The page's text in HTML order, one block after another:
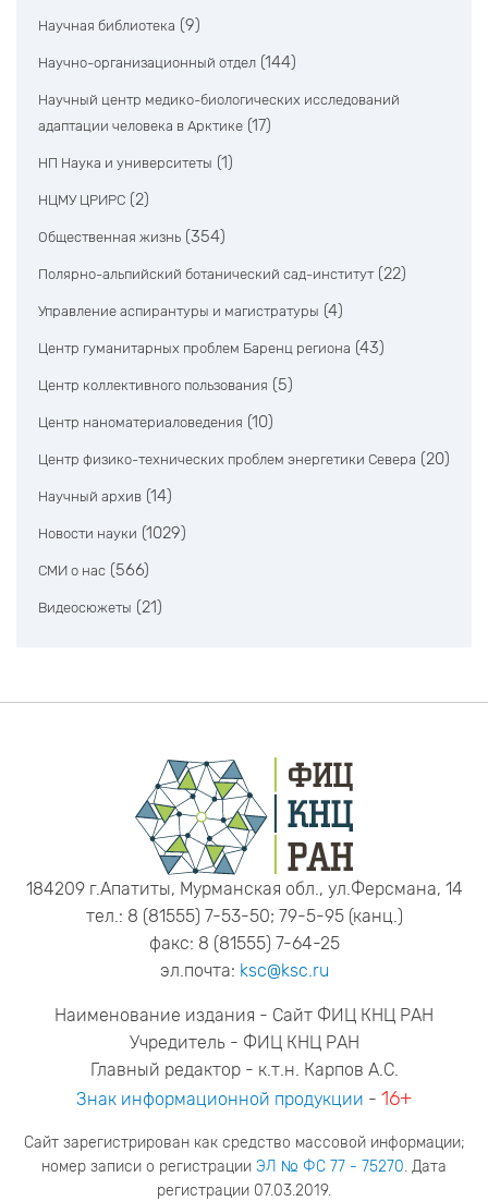
Научная библиотека (9)
Научно-организационный отдел (144)
Научный центр медико-биологических исследований
адаптации человека в Арктике (17)
НП Наука и университеты (1)
НЦМУ ЦРИРС (2)
Общественная жизнь (354)
Полярно-альпийский ботанический сад-институт (22)
Управление аспирантуры и магистратуры (4)
Центр гуманитарных проблем Баренц региона (43)
Центр коллективного пользования (5)
Центр наноматериаловедения (10)
Центр физико-технических проблем энергетики Севера (20)
Научный архив (14)
Новости науки (1029)
СМИ о нас (566)
Видеосюжеты (21)
184209 г.Апатиты, Мурманская обл., ул.Ферсмана, 14
тел.: 8 (81555) 7-53-50; 79-5-95 (канц.)
факс: 8 (81555) 7-64-25
эл.почта: ksc@ksc.ru
Наименование издания - Сайт ФИЦ КНЦ РАН
Учредитель - ФИЦ КНЦ РАН
Главный редактор - к.т.н. Карпов А.С.
Знак информационной продукции - 16+
Сайт зарегистрирован как средство массовой информации;
номер записи о регистрации ЭЛ № ФС 77 - 75270. Дата
регистрации 07.03.2019.